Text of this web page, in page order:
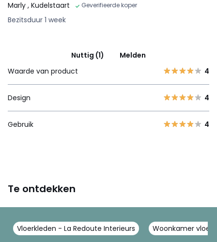
Marly , Kudelstaart Geverifieerde koper
Bezitsduur 1 week
Nuttig (1)
Melden
Waarde van product
4
Design 4
Gebruik 4
Te ontdekken
Vloerkleden - La Redoute Interieurs Woonkamer